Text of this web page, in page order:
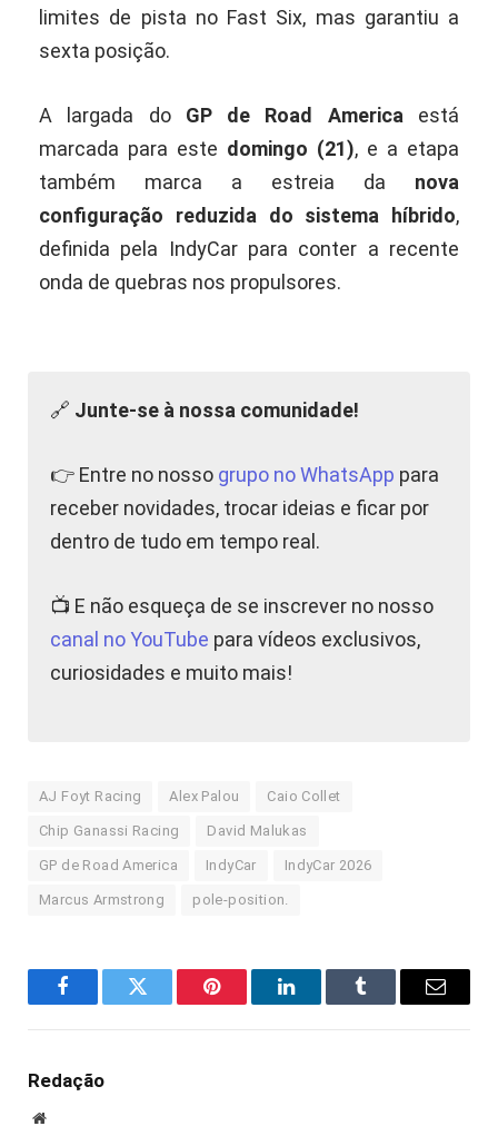
limites de pista no Fast Six, mas garantiu a
sexta posição.
A largada do GP de Road America está
marcada para este domingo (21), e a etapa
também marca a estreia da nova
configuração reduzida do sistema híbrido,
definida pela IndyCar para conter a recente
onda de quebras nos propulsores.
🔗 Junte-se à nossa comunidade!
👉 Entre no nosso grupo no WhatsApp para
receber novidades, trocar ideias e ficar por
dentro de tudo em tempo real.
📺 E não esqueça de se inscrever no nosso
canal no YouTube para vídeos exclusivos,
curiosidades e muito mais!
AJ Foyt Racing Alex Palou Caio Collet
Chip Ganassi Racing David Malukas
GP de Road America IndyCar IndyCar 2026
Marcus Armstrong pole-position.
FacebookTwitter Pinterest LinkedInTumblr
E-
Redação
Site